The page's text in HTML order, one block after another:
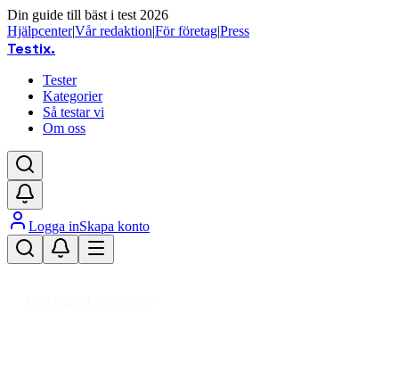
Din guide till bäst i test 2026
Hjälpcenter|Vår redaktion|För företag|Press
Testix.
Tester
Kategorier
Så testar vi
Om oss
Logga inSkapa konto